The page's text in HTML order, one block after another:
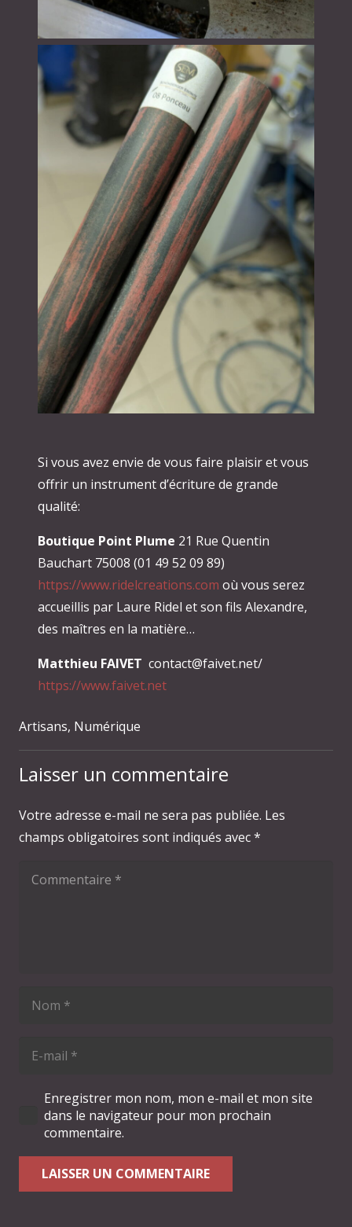
Si vous avez envie de vous faire plaisir et vous
offrir un instrument d’écriture de grande
qualité:
Boutique Point Plume 21 Rue Quentin
Bauchart 75008 (01 49 52 09 89)
https://www.ridelcreations.com où vous serez
accueillis par Laure Ridel et son fils Alexandre,
des maîtres en la matière…
Matthieu FAIVET contact@faivet.net/
https://www.faivet.net
Artisans, Numérique
Laisser un commentaire
Votre adresse e-mail ne sera pas publiée. Les
champs obligatoires sont indiqués avec*
Enregistrer mon nom, mon e-mail et mon site
dans le navigateur pour mon prochain
commentaire.
LAISSER UN COMMENTAIRE